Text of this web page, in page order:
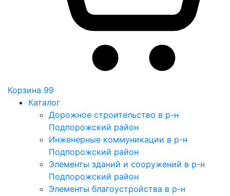
Корзина 99
Каталог
Дорожное строительство в р-н
Подпорожский район
Инженерные коммуникации в р-н
Подпорожский район
Элементы зданий и сооружений в р-н
Подпорожский район
Элементы благоустройства в р-н